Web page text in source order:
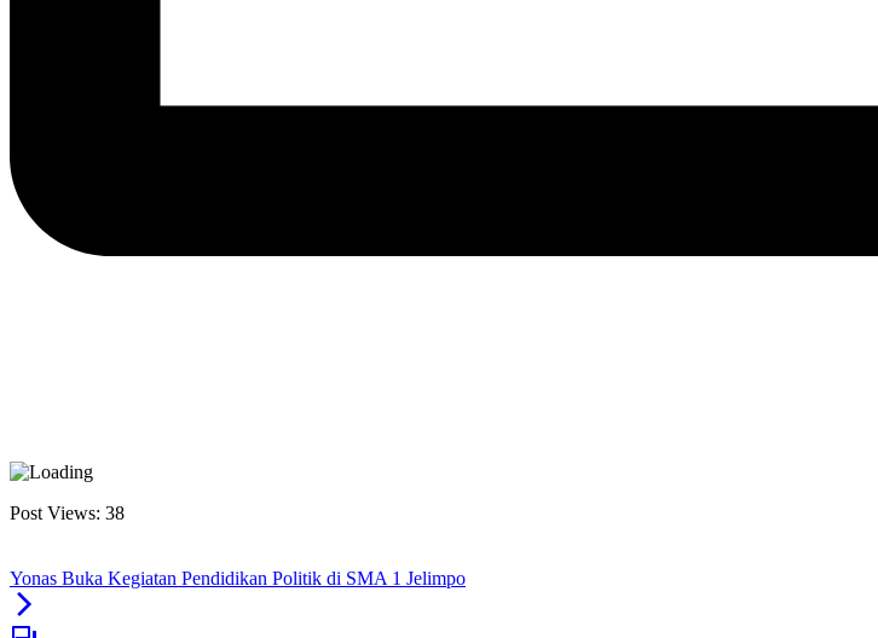
Post Views: 38
Yonas Buka Kegiatan Pendidikan Politik di SMA 1 Jelimpo